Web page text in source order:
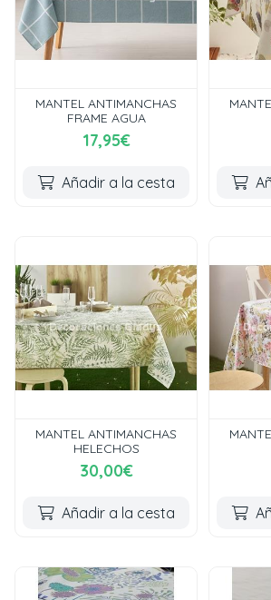
MANTEL ANTIMANCHAS
FRAME AGUA
17,95€
Añadir a la cesta
MANTEL ANTIMANCHAS
HELECHOS
30,00€
Añadir a la cesta